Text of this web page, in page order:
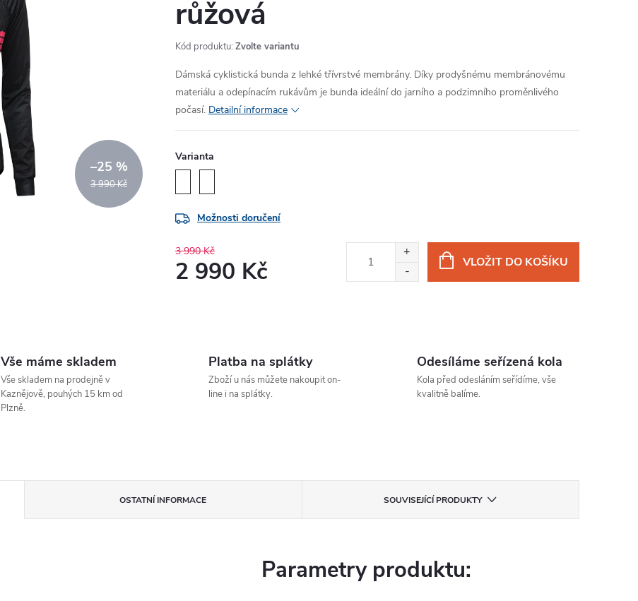
3 990 Kč
–25 %
růžová
Kód produktu: Zvolte variantu
Dámská cyklistická bunda z lehké třívrstvé membrány. Díky prodyšnému membránovému
materiálu a odepínacím rukávům je bunda ideální do jarního a podzimního proměnlivého
počasí. Detailní informace
Varianta
Možnosti doručení
3 990 Kč
2 990 Kč VLOŽIT DO KOŠÍKU
Vše máme skladem
Vše skladem na prodejně v
Kaznějově, pouhých 15 km od
Plzně.
Platba na splátky
Zboží u nás můžete nakoupit on-
line i na splátky.
Odesíláme seřízená kola
Kola před odesláním seřídíme, vše
kvalitně balíme.
OSTATNÍ INFORMACE SOUVISEJÍCÍ PRODUKTY
Parametry produktu: